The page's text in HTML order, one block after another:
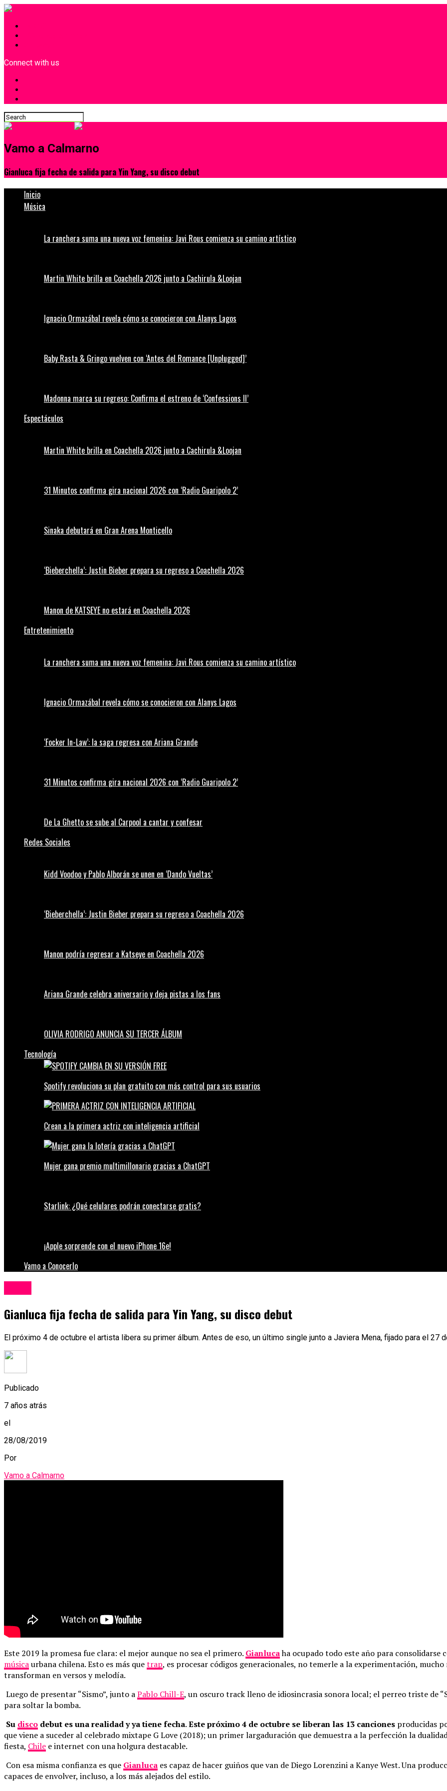
Connect with us
Vamo a Calmarno
Gianluca fija fecha de salida para Yin Yang, su disco debut
Inicio
Música
La ranchera suma una nueva voz femenina: Javi Rous comienza su camino artístico
Martin White brilla en Coachella 2026 junto a Cachirula &Loojan
Ignacio Ormazábal revela cómo se conocieron con Alanys Lagos
Baby Rasta & Gringo vuelven con ‘Antes del Romance [Unplugged]’
Madonna marca su regreso: Confirma el estreno de ‘Confessions II’
Espectáculos
Martin White brilla en Coachella 2026 junto a Cachirula &Loojan
31 Minutos confirma gira nacional 2026 con ‘Radio Guaripolo 2’
Sinaka debutará en Gran Arena Monticello
‘Bieberchella’: Justin Bieber prepara su regreso a Coachella 2026
Manon de KATSEYE no estará en Coachella 2026
Entretenimiento
La ranchera suma una nueva voz femenina: Javi Rous comienza su camino artístico
Ignacio Ormazábal revela cómo se conocieron con Alanys Lagos
‘Focker In-Law’: la saga regresa con Ariana Grande
31 Minutos confirma gira nacional 2026 con ‘Radio Guaripolo 2’
De La Ghetto se sube al Carpool a cantar y confesar
Redes Sociales
Kidd Voodoo y Pablo Alborán se unen en ‘Dando Vueltas’
‘Bieberchella’: Justin Bieber prepara su regreso a Coachella 2026
Manon podría regresar a Katseye en Coachella 2026
Ariana Grande celebra aniversario y deja pistas a los fans
OLIVIA RODRIGO ANUNCIA SU TERCER ÁLBUM
Tecnología
Spotify revoluciona su plan gratuito con más control para sus usuarios
Crean a la primera actriz con inteligencia artificial
Mujer gana premio multimillonario gracias a ChatGPT
Starlink: ¿Qué celulares podrán conectarse gratis?
¡Apple sorprende con el nuevo iPhone 16e!
Vamo a Conocerlo
Gianluca fija fecha de salida para Yin Yang, su disco debut
El próximo 4 de octubre el artista libera su primer álbum. Antes de eso, un último single junto a Javiera Mena, fijado para el 27
Publicado
7 años atrás
el
28/08/2019
Por
Vamo a Calmarno
Este 2019 la promesa fue clara: el mejor aunque no sea el primero. Gianlucaha ocupado todo este año para consolidarse
músicaurbana chilena. Esto es más quetrap, es procesar códigos generacionales, no temerle a la experimentación,
transforman en versos y melodía.
Luego de presentar “Sismo”, junto aPablo Chill-E, un oscuro track lleno de idiosincrasia sonora local; el perreo triste de
para soltar la bomba.
Su disco debut es una realidad y ya tiene fecha.Este próximo 4 de octubre se liberan las 13 canciones producidas
que viene a suceder al celebrado mixtape G Love (2018); un primer largaduración que demuestra a la perfección la
fiesta, Chile e internet con una holgura destacable.
Con esa misma confianza es que Gianluca es capaz de hacer guiños que van de Diego Lorenzini a Kanye West. Una
capaces de envolver, incluso, a los más alejados del estilo.